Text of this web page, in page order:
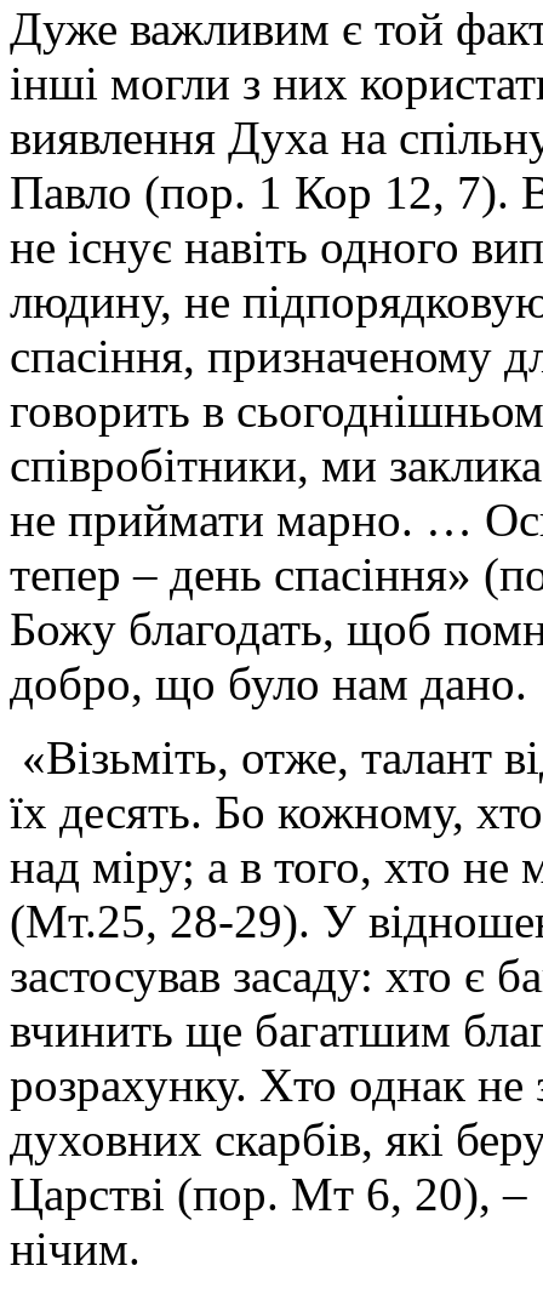
Дуже важливим є той
інші могли з них
виявлення Духа на
Павло (пор. 1 Кор 12, 7).
не існує навіть одного
людину, не
спасіння, призначеному
говорить в
співробітники, ми
не приймати марно. …
тепер – день спасіння»
Божу благодать, щоб
добро, що було нам дано.
«Візьміть, отже, талант
їх десять. Бо кожному,
над міру; а в того, хто не
(Мт.25, 28-29). У
застосував засаду: хто є
вчинить ще багатшим
розрахунку. Хто однак не
духовних скарбів, які
Царстві (пор. Мт 6, 20),
нічим.